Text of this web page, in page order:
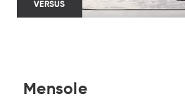
VERSUS
Mensole